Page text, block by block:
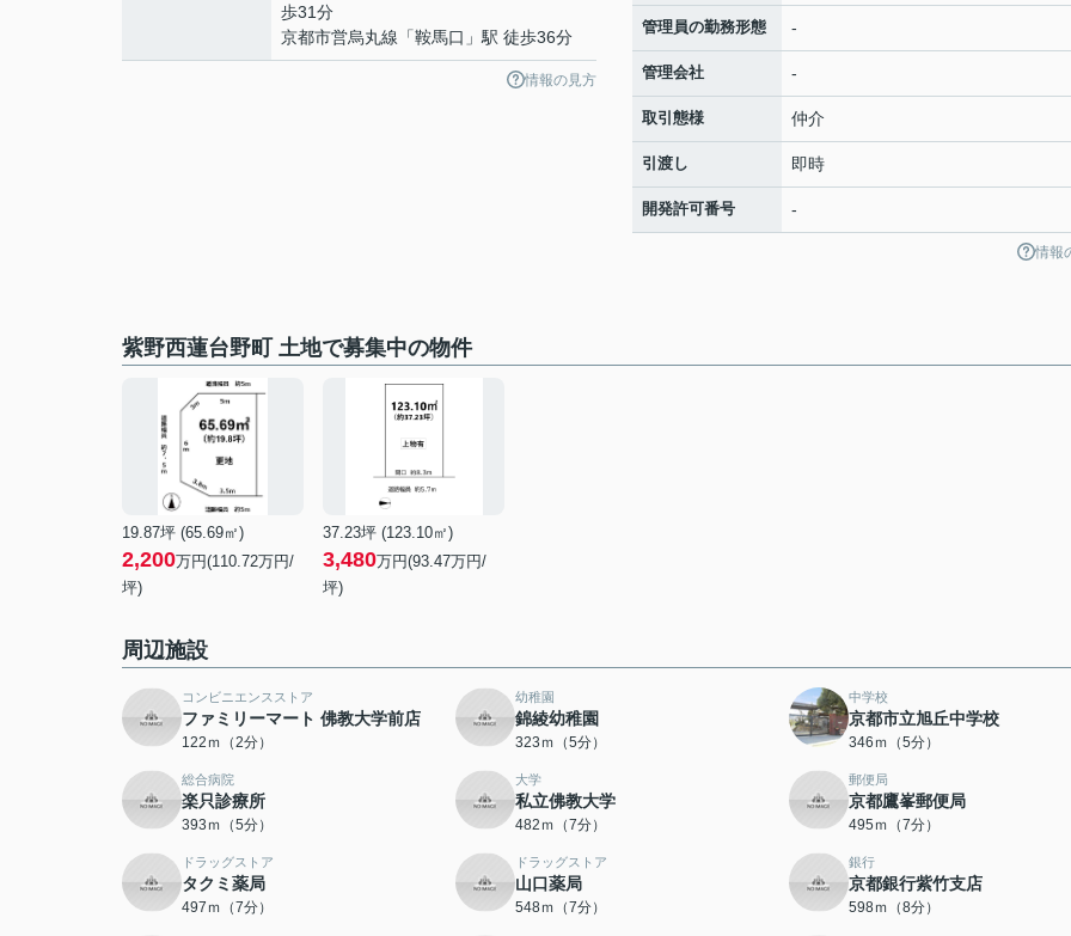
歩31分
京都市営烏丸線 「鞍馬口 」駅 徒歩36分
情報の見方
管理員の勤務形態 -
管理会社 -
取引態様 仲介
引渡し 即時
開発許可番号 -
情報
紫野西蓮台野町 土地で募集中の物件
19.87坪 (65.69㎡)
2,200万円(110.72万円/
坪)
37.23坪 (123.10㎡)
3,480万円(93.47万円/
坪)
周辺施設
コンビニエンスストア
ファミリーマート 佛教大学前店
122ｍ（2分）
幼稚園
錦綾幼稚園
323ｍ（5分）
中学校
京都市立旭丘中学校
346ｍ（5分）
総合病院
楽只診療所
393ｍ（5分）
大学
私立佛教大学
482ｍ（7分）
郵便局
京都鷹峯郵便局
495ｍ（7分）
ドラッグストア
タクミ薬局
497ｍ（7分）
ドラッグストア
山口薬局
548ｍ（7分）
銀行
京都銀行紫竹支店
598ｍ（8分）